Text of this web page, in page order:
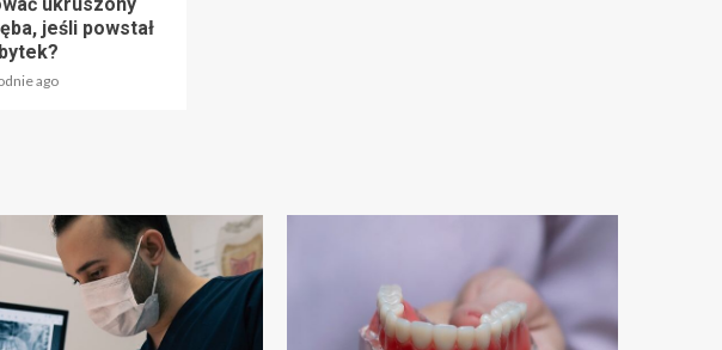
jeśli powstał
ago